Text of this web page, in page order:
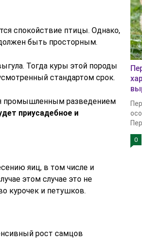
спокойствие птицы. Однако,
быть просторным.
Тогда куры этой породы
стандартом срок.
промышленным разведением
приусадебное и
яиц, в том числе и
этом случае это не
курочек и петушков.
рост самцов
0